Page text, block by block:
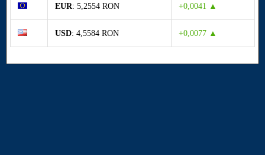
EUR: 5,2554 RON +0,0041 ▲
USD: 4,5584 RON +0,0077 ▲